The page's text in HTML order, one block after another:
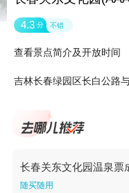
4.3 分 不错
查看景点简介及开放时间
吉林长春绿园区长白公路
长春关东文化园温泉票
随买随用